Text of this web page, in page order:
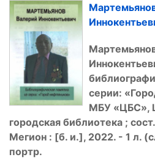
серии: «
МБУ «ЦБС»,
городская библиотека ;
Мегион : [б. и.], 2022. - 1 л.
портр.